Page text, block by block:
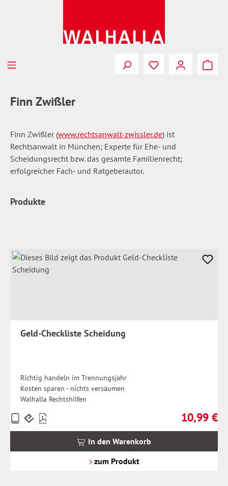
Du hast 0
Finn Zwißler
Finn Zwißler (www.rechtsanwalt-zwissler.de) ist
Rechtsanwalt in München; Experte für Ehe- und
Scheidungsrecht bzw. das gesamte Familienrecht;
erfolgreicher Fach- und Ratgeberautor.
Produkte
Geld-Checkliste Scheidung
Richtig handeln im Trennungsjahr
Kosten sparen - nichts versäumen
Walhalla Rechtshilfen
Regulärer
10,99 €
Preise
inkl.
In den Warenkorb
zum Produkt